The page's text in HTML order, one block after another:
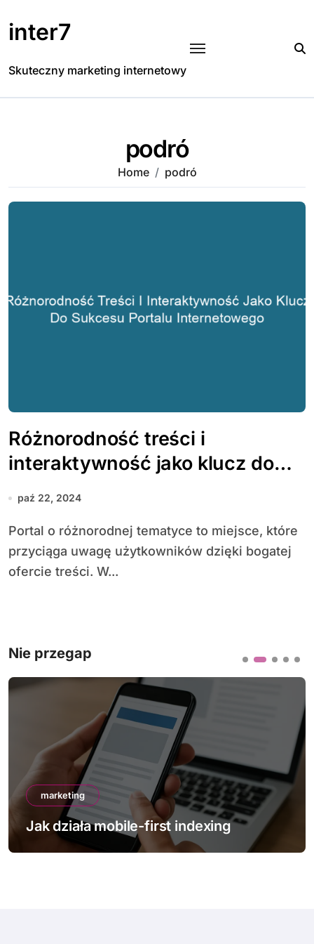
to
content
inter7
Skuteczny marketing internetowy
podró
Home podró
Różnorodność treści i
interaktywność jako klucz do
sukcesu portalu internetowego
paź 22, 2024
Portal o różnorodnej tematyce to miejsce, które
przyciąga uwagę użytkowników dzięki bogatej
ofercie treści. W...
Nie przegap
marketing
Jak działa mobile-first indexing